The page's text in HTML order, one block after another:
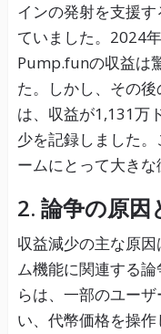
インの発射を支援
ていました。2024
Pump.funの収益は
た。しかし、その
は、収益が1,131万
少を記録しました
ームにとって大きな
2. 論争の原
収益減少の主な原
ム機能に関連する
らは、一部のユー
い、代幣価格を操